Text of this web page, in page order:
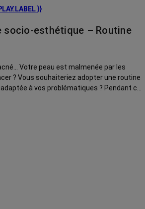
}}
socio-esthétique – Routine
Votre peau est malmenée par les
? Vous souhaiteriez adopter une routine
à vos problématiques ? Pendant ce
à avoir dans votre salle de bain pour